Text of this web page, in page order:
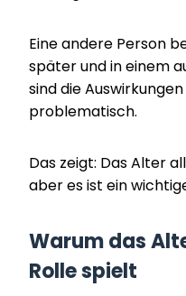
Eine andere Person
später und in einem
sind die
problematisch.
Das zeigt: Das Alter
aber es ist ein
Warum das
Rolle spielt